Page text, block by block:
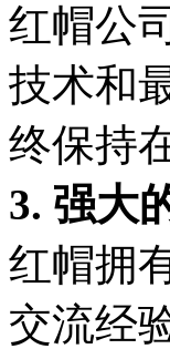
红帽公
技术和
终保持
3. 强大
红帽拥
交流经